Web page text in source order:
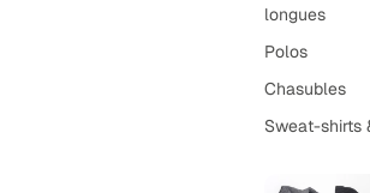
longues
Polos
Chasubles
Sweat-shirts